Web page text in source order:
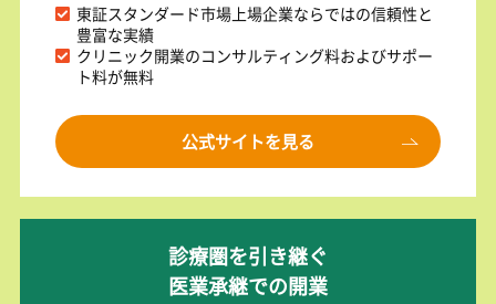
東証スタンダード市場上場企業ならではの信頼性と
豊富な実績
クリニック開業のコンサルティング料およびサポー
ト料が無料
公式サイトを見る
診療圏を引き継ぐ
医業承継での開業